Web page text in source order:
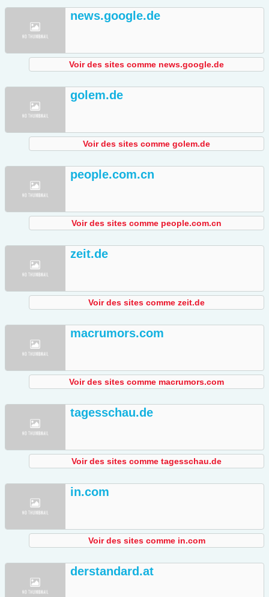
news.google.de
Voir des sites comme news.google.de
golem.de
Voir des sites comme golem.de
people.com.cn
Voir des sites comme people.com.cn
zeit.de
Voir des sites comme zeit.de
macrumors.com
Voir des sites comme macrumors.com
tagesschau.de
Voir des sites comme tagesschau.de
in.com
Voir des sites comme in.com
derstandard.at